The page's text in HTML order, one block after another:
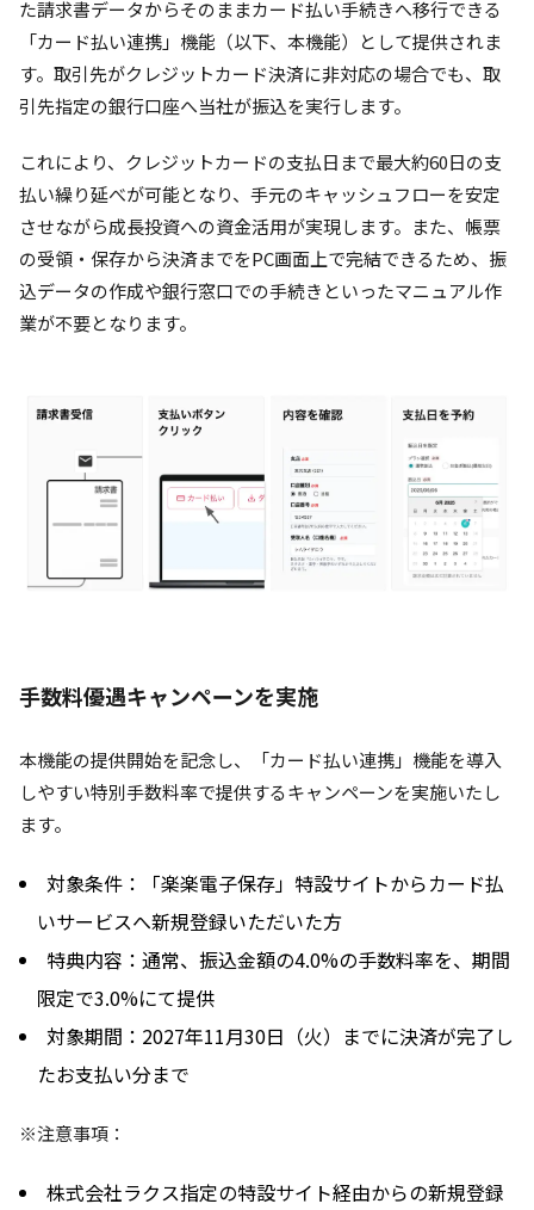
た請求書データからそのままカード払い手続きへ移行できる
「カード払い連携」機能（以下、本機能）として提供されま
す。取引先がクレジットカード決済に非対応の場合でも、取
引先指定の銀行口座へ当社が振込を実行します。
これにより、クレジットカードの支払日まで最大約60日の支
払い繰り延べが可能となり、手元のキャッシュフローを安定
させながら成長投資への資金活用が実現します。また、帳票
の受領・保存から決済までをPC画面上で完結できるため、振
込データの作成や銀行窓口での手続きといったマニュアル作
業が不要となります。
手数料優遇キャンペーンを実施
本機能の提供開始を記念し、「カード払い連携」機能を導入
しやすい特別手数料率で提供するキャンペーンを実施いたし
ます。
対象条件：「楽楽電子保存」特設サイトからカード払
いサービスへ新規登録いただいた方
特典内容：通常、振込金額の4.0%の手数料率を、期間
限定で3.0%にて提供
対象期間：2027年11月30日（火）までに決済が完了し
たお支払い分まで
※注意事項：
株式会社ラクス指定の特設サイト経由からの新規登録